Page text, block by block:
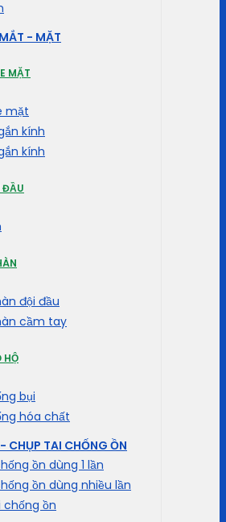
- MẶT
MẶT
mặt
kính
kính
ĐẦU
đội đầu
cầm tay
HỘ
bụi
hóa chất
CHỤP TAI CHỐNG ỒN
ồn dùng 1 lần
ồn dùng nhiều lần
chống ồn